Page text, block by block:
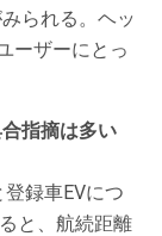
られる。ヘッ
ーザーにとっ
指摘は多い
録車EVにつ
と、航続距離